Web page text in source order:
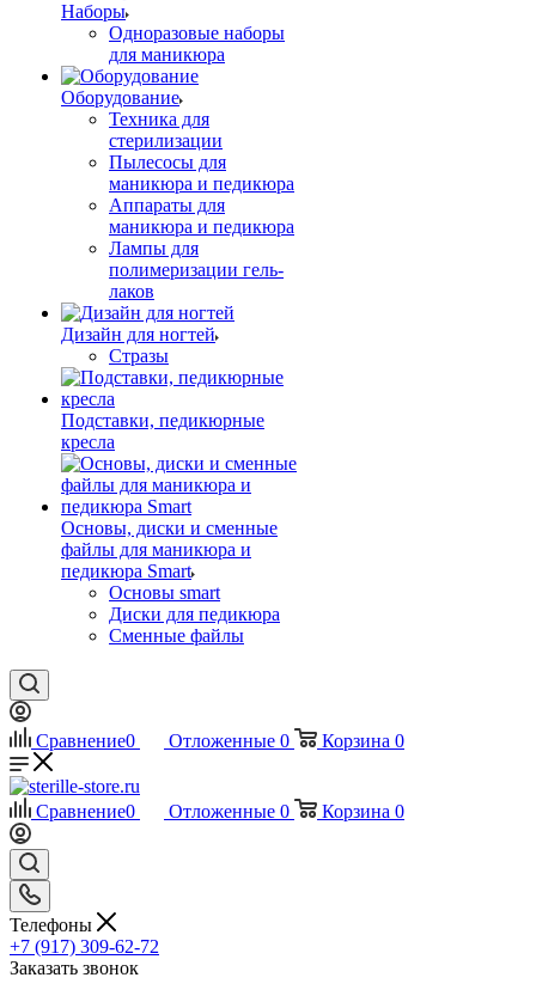
Наборы
Одноразовые наборы
для маникюра
Оборудование
Техника для
стерилизации
Пылесосы для
маникюра и педикюра
Аппараты для
маникюра и педикюра
Лампы для
полимеризации гель-
лаков
Дизайн для ногтей
Стразы
Подставки, педикюрные
кресла
Основы, диски и сменные
файлы для маникюра и
педикюра Smart
Основы smart
Диски для педикюра
Сменные файлы
Сравнение0 Отложенные 0 Корзина 0
Сравнение0 Отложенные 0 Корзина 0
Телефоны
+7 (917) 309-62-72
Заказать звонок